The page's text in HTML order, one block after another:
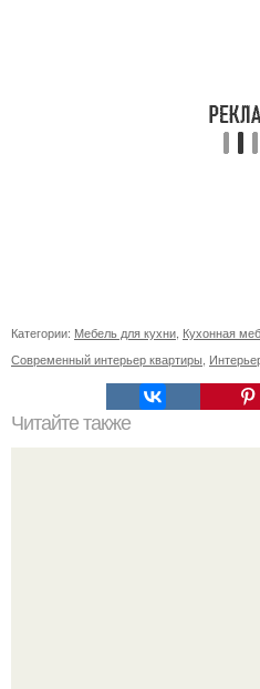
Категории: Мебель для кухни Кухонная
Современный интерьер квартиры
Читайте также